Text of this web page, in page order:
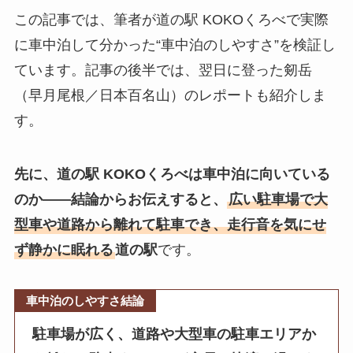
この記事では、筆者が道の駅 KOKOくろべで実際
に車中泊して分かった“車中泊のしやすさ”を検証し
ています。記事の後半では、翌日に登った剱岳
（早月尾根／日本百名山）のレポートも紹介しま
す。
先に、道の駅 KOKOくろべは車中泊に向いている
のか——結論からお伝えすると、 広い駐車場で大
型車や道路から離れて駐車でき、走行音を気にせ
ず静かに眠れる道の駅です。
車中泊のしやすさ結論
駐車場が広く、道路や大型車の駐車エリアか